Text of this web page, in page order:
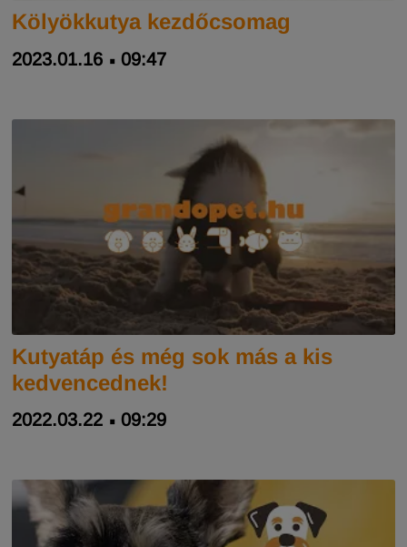
Kölyökkutya kezdőcsomag
2023.01.16 09:47
Kutyatáp és még sok más a kis
kedvencednek!
2022.03.22 09:29